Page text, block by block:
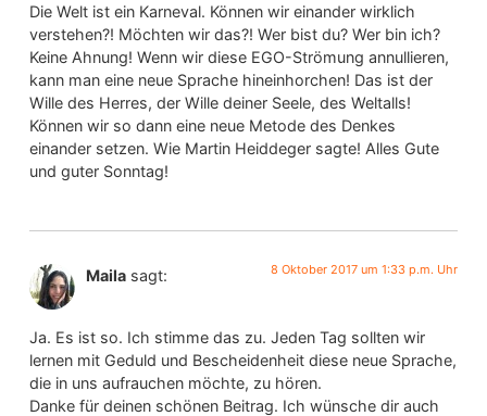
Die Welt ist ein Karneval. Können wir einander wirklich
verstehen?! Möchten wir das?! Wer bist du? Wer bin ich?
Keine Ahnung! Wenn wir diese EGO-Strömung annullieren,
kann man eine neue Sprache hineinhorchen! Das ist der
Wille des Herres, der Wille deiner Seele, des Weltalls!
Können wir so dann eine neue Metode des Denkes
einander setzen. Wie Martin Heiddeger sagte! Alles Gute
und guter Sonntag!
Maila sagt: 8 Oktober 2017 um 1:33 p.m. Uhr
Ja. Es ist so. Ich stimme das zu. Jeden Tag sollten wir
lernen mit Geduld und Bescheidenheit diese neue Sprache,
die in uns aufrauchen möchte, zu hören.
Danke für deinen schönen Beitrag. Ich wünsche dir auch